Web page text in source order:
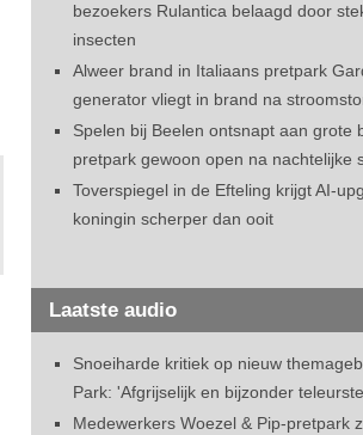
bezoekers Rulantica belaagd door
insecten
Alweer brand in Italiaans pretpark
generator vliegt in brand na
Spelen bij Beelen ontsnapt aan grote
pretpark gewoon open na nachtelijke
Toverspiegel in de Efteling krijgt AI-
koningin scherper dan ooit
Laatste audio
Snoeiharde kritiek op nieuw
Park: 'Afgrijselijk en bijzonder
Medewerkers Woezel & Pip-pretpark